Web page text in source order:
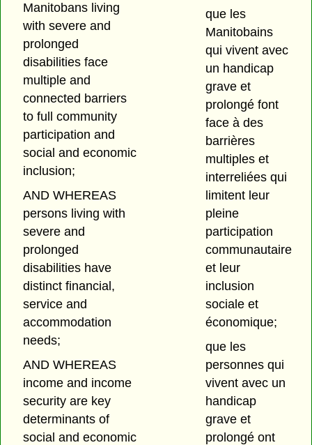
Manitobans living
with severe and
prolonged
disabilities face
multiple and
connected barriers
to full community
participation and
social and economic
inclusion;
AND WHEREAS
persons living with
severe and
prolonged
disabilities have
distinct financial,
service and
accommodation
needs;
AND WHEREAS
income and income
security are key
determinants of
social and economic
que les
Manitobains
qui vivent avec
un handicap
grave et
prolongé font
face à des
barrières
multiples et
interreliées qui
limitent leur
pleine
participation
communautaire
et leur
inclusion
sociale et
économique;
que les
personnes qui
vivent avec un
handicap
grave et
prolongé ont